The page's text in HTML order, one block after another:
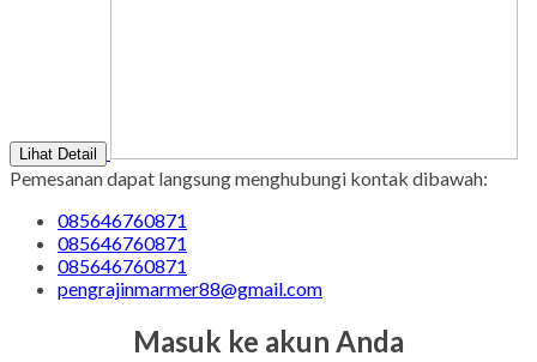
Lihat Detail
Pemesanan dapat langsung menghubungi kontak dibawah:
085646760871
085646760871
085646760871
pengrajinmarmer88@gmail.com
Masuk ke akun Anda